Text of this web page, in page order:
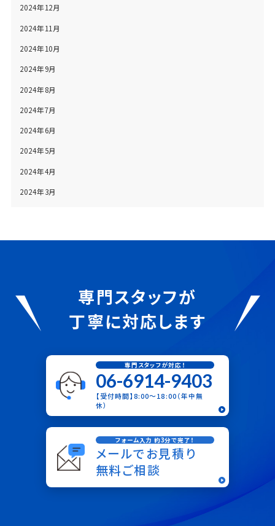
2024年12月
2024年11月
2024年10月
2024年9月
2024年8月
2024年7月
2024年6月
2024年5月
2024年4月
2024年3月
専門スタッフが
丁寧に対応します
専門スタッフが対応！
06-6914-9403
【受付時間】8:00〜18:00（年中無
休）
フォーム入力 約3分で完了！
メールでお見積り
無料ご相談